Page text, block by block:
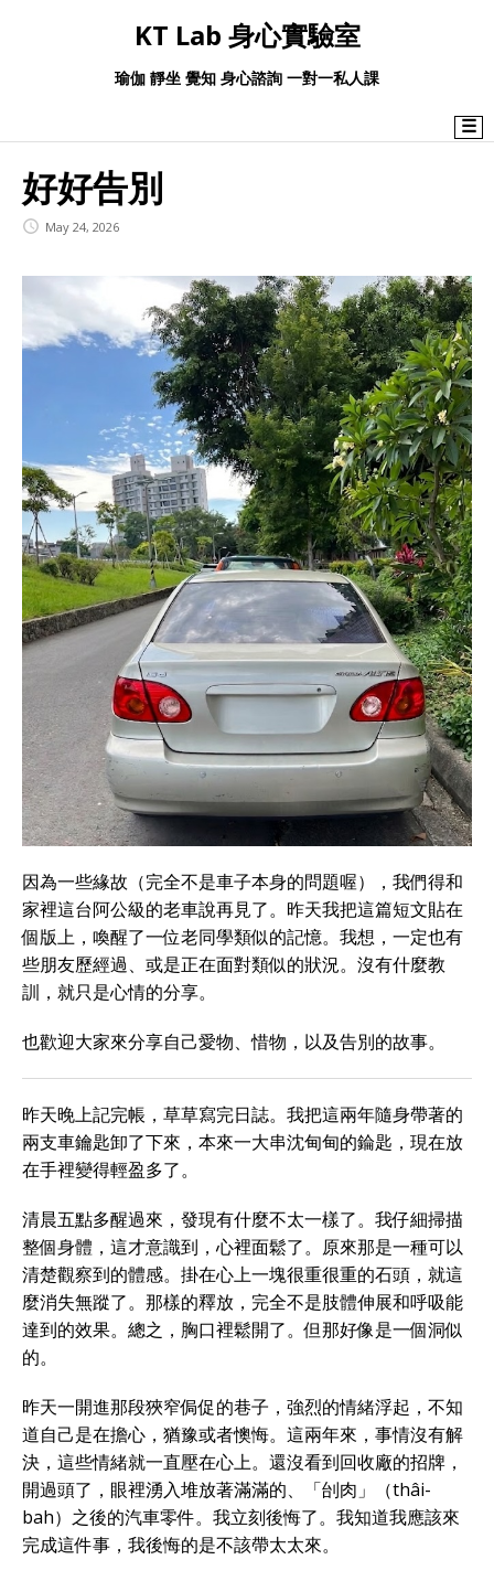
KT Lab 身心實驗室
瑜伽 靜坐 覺知 身心諮詢 一對一私人課
☰
好好告別
May 24, 2026
因為一些緣故（完全不是車子本身的問題喔），我們得和
家裡這台阿公級的老車說再見了。昨天我把這篇短文貼在
個版上，喚醒了一位老同學類似的記憶。我想，一定也有
些朋友歷經過、或是正在面對類似的狀況。沒有什麼教
訓，就只是心情的分享。
也歡迎大家來分享自己愛物、惜物，以及告別的故事。
昨天晚上記完帳，草草寫完日誌。我把這兩年隨身帶著的
兩支車鑰匙卸了下來，本來一大串沈甸甸的錀匙，現在放
在手裡變得輕盈多了。
清晨五點多醒過來，發現有什麼不太一樣了。我仔細掃描
整個身體，這才意識到，心裡面鬆了。原來那是一種可以
清楚觀察到的體感。掛在心上一塊很重很重的石頭，就這
麼消失無蹤了。那樣的釋放，完全不是肢體伸展和呼吸能
達到的效果。總之，胸口裡鬆開了。但那好像是一個洞似
的。
昨天一開進那段狹窄侷促的巷子，強烈的情緒浮起，不知
道自己是在擔心，猶豫或者懊悔。這兩年來，事情沒有解
決，這些情緒就一直壓在心上。還沒看到回收廠的招牌，
開過頭了，眼裡湧入堆放著滿滿的、「刣肉」（thâi-
bah）之後的汽車零件。我立刻後悔了。我知道我應該來
完成這件事，我後悔的是不該帶太太來。